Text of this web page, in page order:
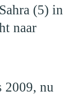
(5) in
naar
2009, nu